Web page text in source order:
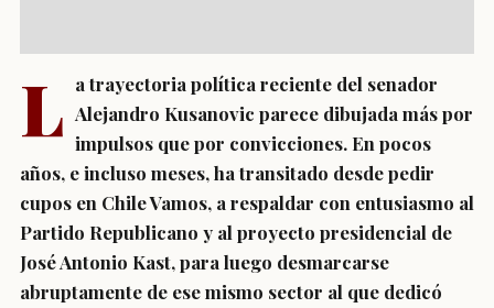
L a trayectoria política reciente del senador
Alejandro Kusanovic parece dibujada más por
impulsos que por convicciones. En pocos
años, e incluso meses, ha transitado desde pedir
cupos en Chile Vamos, a respaldar con entusiasmo al
Partido Republicano y al proyecto presidencial de
José Antonio Kast, para luego desmarcarse
abruptamente de ese mismo sector al que dedicó